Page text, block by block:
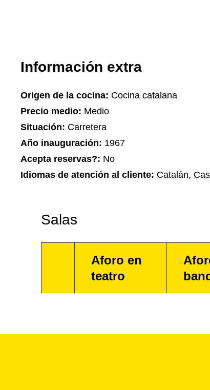
Información extra
Origen de la cocina: Cocina catalana
Precio medio: Medio
Situación: Carretera
Año inauguración: 1967
Acepta reservas?: No
Idiomas de atención al cliente: Catalán,
Salas
Aforo en
teatro